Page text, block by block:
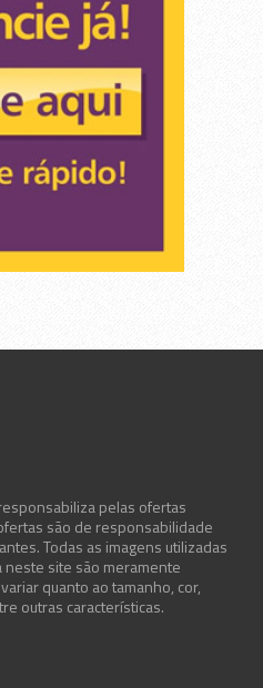
Presentes
pelas ofertas
são de responsabilidade
Todas as imagens utilizadas
neste site são meramente
quanto ao tamanho, cor,
outras características.